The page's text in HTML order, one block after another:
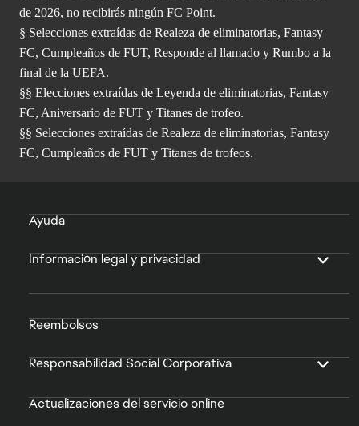
de 2026, no recibirás ningún FC Point.
§ Selecciones extraídas de Realeza de eliminatorias, Fantasy
FC, Cumpleaños de FUT, Responde al llamado y Rumbo a la
final de la UEFA.
§§ Elecciones extraídas de Leyenda de eliminatorias, Fantasy
FC, Aniversario de FUT y Titanes de trofeo.
§§ Selecciones extraídas de Realeza de eliminatorias, Fantasy
FC, Cumpleaños de FUT y Titanes de trofeos.
Ayuda
Información legal y privacidad
Reembolsos
Responsabilidad Social Corporativa
Actualizaciones del servicio online